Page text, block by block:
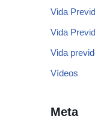
Vida
Vida
Vida
Vídeos
Meta